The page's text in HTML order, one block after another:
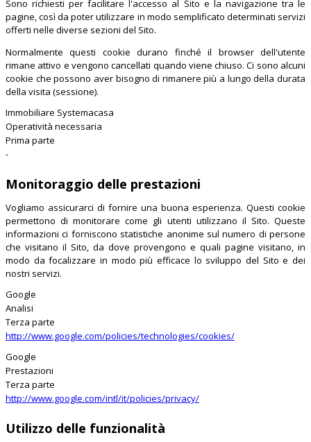
Sono richiesti per facilitare l'accesso al Sito e la navigazione tra le
pagine, così da poter utilizzare in modo semplificato determinati servizi
offerti nelle diverse sezioni del Sito.
Normalmente questi cookie durano finché il browser dell'utente
rimane attivo e vengono cancellati quando viene chiuso. Ci sono alcuni
cookie che possono aver bisogno di rimanere più a lungo della durata
della visita (sessione).
Immobiliare Systemacasa
Operatività necessaria
Prima parte
-
Monitoraggio delle prestazioni
Vogliamo assicurarci di fornire una buona esperienza. Questi cookie
permettono di monitorare come gli utenti utilizzano il Sito. Queste
informazioni ci forniscono statistiche anonime sul numero di persone
che visitano il Sito, da dove provengono e quali pagine visitano, in
modo da focalizzare in modo più efficace lo sviluppo del Sito e dei
nostri servizi.
Google
Analisi
Terza parte
http://www.google.com/policies/technologies/cookies/
Google
Prestazioni
Terza parte
http://www.google.com/intl/it/policies/privacy/
Utilizzo delle funzionalità